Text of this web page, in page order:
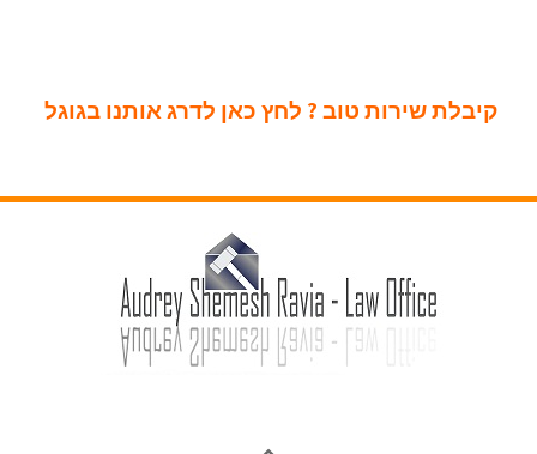
קיבלת שירות טוב ? לחץ כאן לדרג אותנו בגוגל